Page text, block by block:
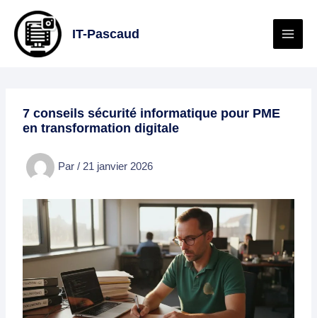
contenu
IT-Pascaud
7 conseils sécurité informatique pour PME
en transformation digitale
Par / 21 janvier 2026